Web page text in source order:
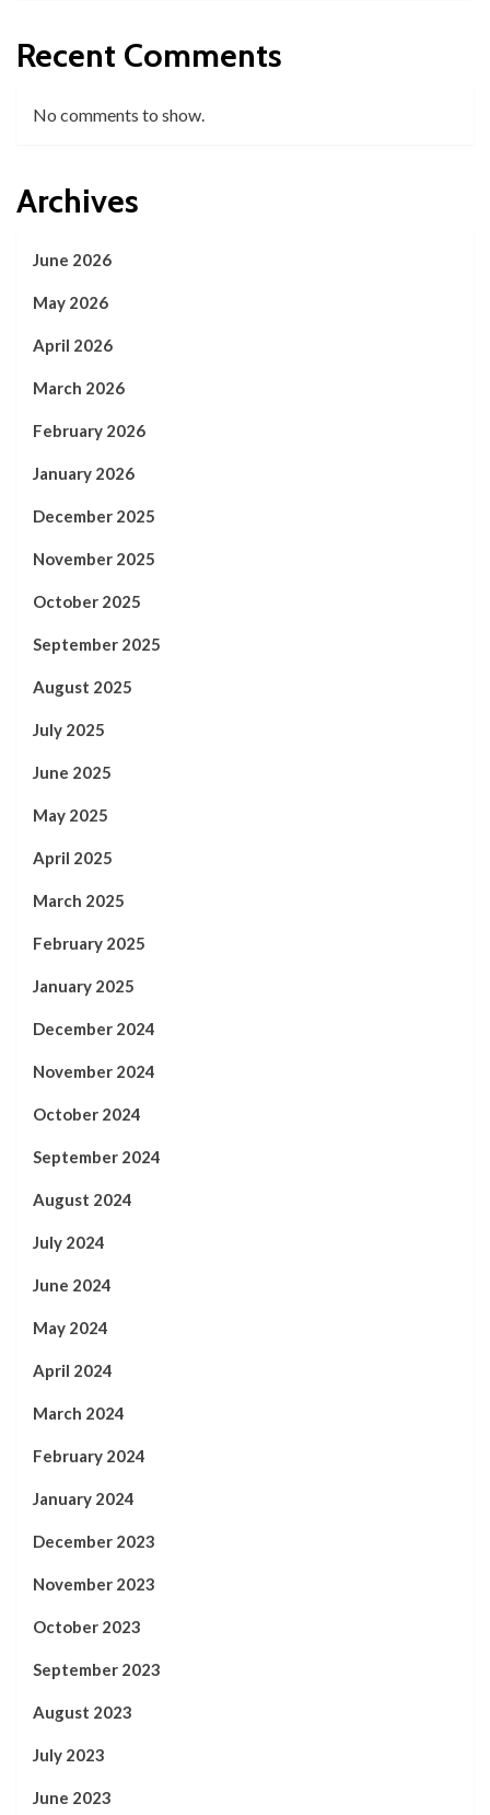
Recent Comments
No comments to show.
Archives
June 2026
May 2026
April 2026
March 2026
February 2026
January 2026
December 2025
November 2025
October 2025
September 2025
August 2025
July 2025
June 2025
May 2025
April 2025
March 2025
February 2025
January 2025
December 2024
November 2024
October 2024
September 2024
August 2024
July 2024
June 2024
May 2024
April 2024
March 2024
February 2024
January 2024
December 2023
November 2023
October 2023
September 2023
August 2023
July 2023
June 2023